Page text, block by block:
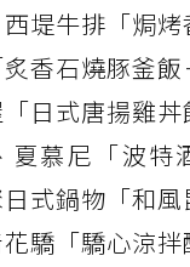
堤牛排「焗烤
香石燒豚釜飯
日式唐揚雞
慕尼「波特
式鍋物「和
驕「驕心涼拌